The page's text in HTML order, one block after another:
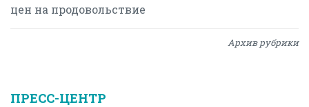
цен на продовольствие
Архив рубрики
ПРЕСС-ЦЕНТР